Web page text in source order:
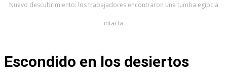
Nuevo descubrimiento: los trabajadores encontraron una tumba egipcia
intacta
Escondido en los desiertos